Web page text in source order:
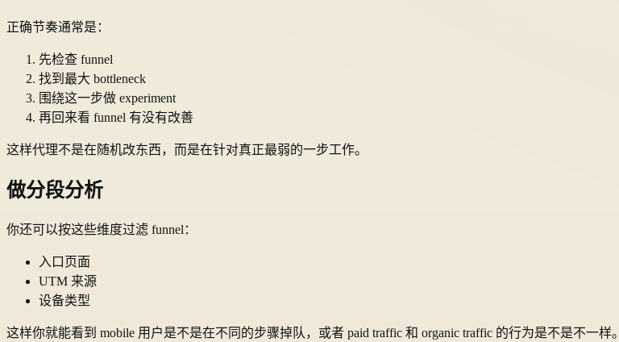
正确节奏通常是：
先检查 funnel
找到最大 bottleneck
围绕这一步做 experiment
再回来看 funnel 有没有改善
这样代理不是在随机改东西，而是在针对真正最弱的一步工作。
做分段分析
你还可以按这些维度过滤 funnel：
入口页面
UTM 来源
设备类型
这样你就能看到 mobile 用户是不是在不同的步骤掉队，或者 paid traffic 和 organic traffic 的行为是不是不一样。